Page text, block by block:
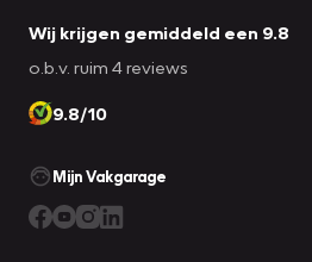
Wij krijgen gemiddeld een 9.8
o.b.v. ruim 4 reviews
9.8/10
Mijn Vakgarage